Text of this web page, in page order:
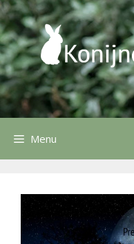
Ga
naar
de
inhoud
Menu